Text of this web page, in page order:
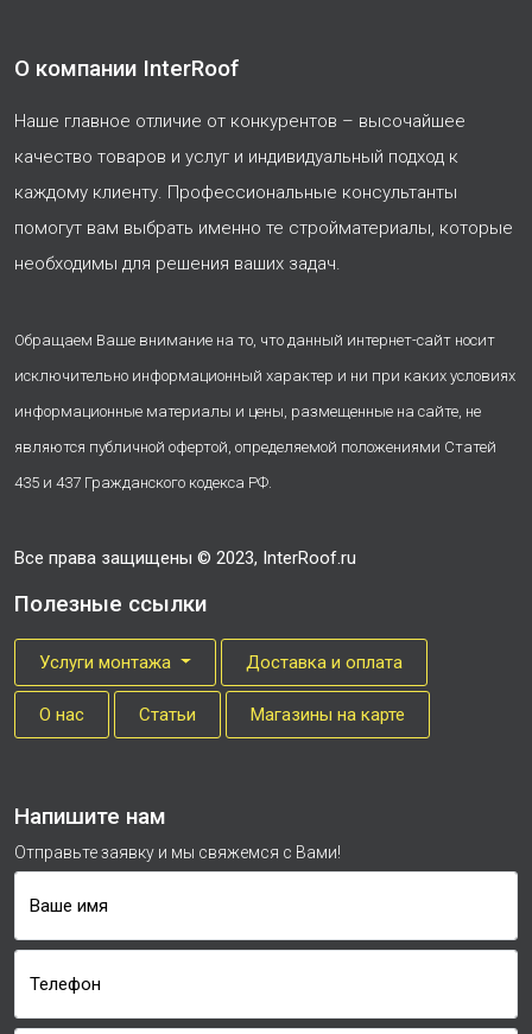
О компании InterRoof
Наше главное отличие от конкурентов – высочайшее
качество товаров и услуг и индивидуальный подход к
каждому клиенту. Профессиональные консультанты
помогут вам выбрать именно те стройматериалы, которые
необходимы для решения ваших задач.
Обращаем Ваше внимание на то, что данный интернет-сайт носит
исключительно информационный характер и ни при каких условиях
информационные материалы и цены, размещенные на сайте, не
являются публичной офертой, определяемой положениями Статей
435 и 437 Гражданского кодекса РФ.
Все права защищены © 2023, InterRoof.ru
Полезные ссылки
Услуги монтажа Доставка и оплата
О нас Cтатьи Магазины на карте
Напишите нам
Отправьте заявку и мы свяжемся с Вами!
Ваше имя
Телефон